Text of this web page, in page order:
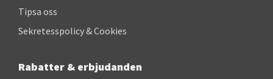
Tipsa oss
Sekretesspolicy & Cookies
Rabatter & erbjudanden